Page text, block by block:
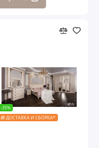
-35%
🎁 ДОСТАВКА И СБОРКА*